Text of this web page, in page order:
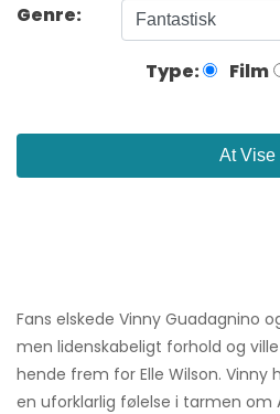
Genre:
Type: Film
At Vise
Fans elskede Vinny Guadagnino
men lidenskabeligt forhold og
hende frem for Elle Wilson.
en uforklarlig følelse i tarmen om